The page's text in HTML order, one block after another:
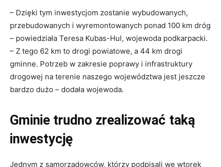
– Dzięki tym inwestycjom zostanie wybudowanych,
przebudowanych i wyremontowanych ponad 100 km dróg
– powiedziała Teresa Kubas-Hul, wojewoda podkarpacki.
– Z tego 62 km to drogi powiatowe, a 44 km drogi
gminne. Potrzeb w zakresie poprawy i infrastruktury
drogowej na terenie naszego województwa jest jeszcze
bardzo dużo – dodała wojewoda.
Gminie trudno zrealizować taką
inwestycję
Jednym z samorządowców, którzy podpisali we wtorek